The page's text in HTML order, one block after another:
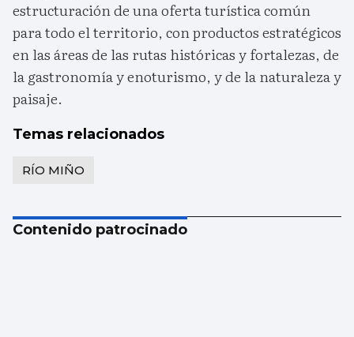
estructuración de una oferta turística común
para todo el territorio, con productos estratégicos
en las áreas de las rutas históricas y fortalezas, de
la gastronomía y enoturismo, y de la naturaleza y
paisaje.
Temas relacionados
RÍO MIÑO
Contenido patrocinado